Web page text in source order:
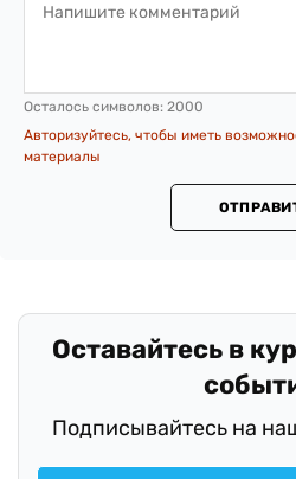
Осталось символов: 2000
Авторизуйтесь, чтобы иметь
материалы
Оставайтесь в
Подписывайтесь на